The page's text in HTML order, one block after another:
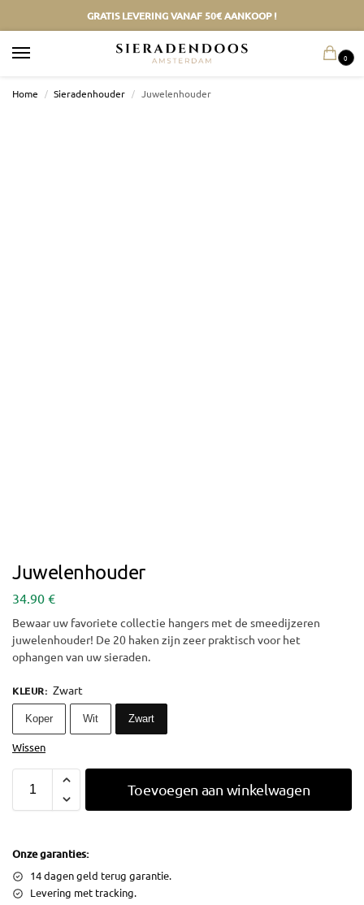
GRATIS LEVERING VANAF 50€ AANKOOP !
0
Home / Sieradenhouder / Juwelenhouder
Juwelenhouder
34.90 €
Bewaar uw favoriete collectie hangers met de smeedijzeren
juwelenhouder! De 20 haken zijn zeer praktisch voor het
ophangen van uw sieraden.
KLEUR: Zwart
Koper Wit Zwart
Wissen
Toevoegen aan winkelwagen
Onze garanties:
14 dagen geld terug garantie.
Levering met tracking.